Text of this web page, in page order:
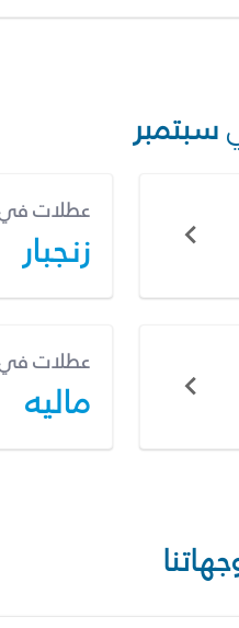
سبتمبر
عطلات
زنجبار
عطلات
ماليه